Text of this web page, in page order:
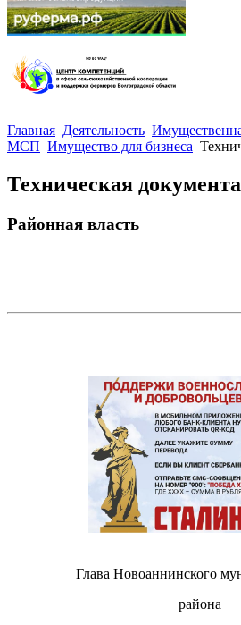
Главная Деятельность
МСП Имущество для бизнеса
Техническая
Районная власть
Глава Новоаннинского
района